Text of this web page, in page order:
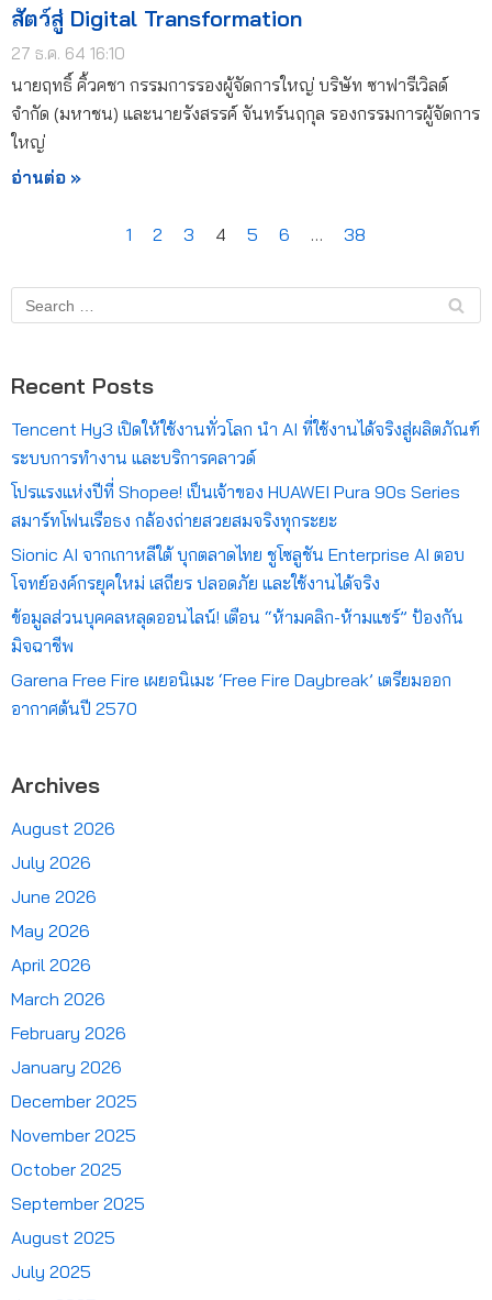
สัตว์สู่ Digital Transformation
27 ธ.ค. 64 16:10
นายฤทธิ์ คิ้วคชา กรรมการรองผู้จัดการใหญ่ บริษัท ซาฟารีเวิลด์
จำกัด (มหาชน) และนายรังสรรค์ จันทร์นฤกุล รองกรรมการผู้จัดการ
ใหญ่
อ่านต่อ »
1 2 3 4 5 6 … 38
Recent Posts
Tencent Hy3 เปิดให้ใช้งานทั่วโลก นำ AI ที่ใช้งานได้จริงสู่ผลิตภัณฑ์
ระบบการทำงาน และบริการคลาวด์
โปรแรงแห่งปีที่ Shopee! เป็นเจ้าของ HUAWEI Pura 90s Series
สมาร์ทโฟนเรือธง กล้องถ่ายสวยสมจริงทุกระยะ
Sionic AI จากเกาหลีใต้ บุกตลาดไทย ชูโซลูชัน Enterprise AI ตอบ
โจทย์องค์กรยุคใหม่ เสถียร ปลอดภัย และใช้งานได้จริง
ข้อมูลส่วนบุคคลหลุดออนไลน์! เตือน “ห้ามคลิก-ห้ามแชร์” ป้องกัน
มิจฉาชีพ
Garena Free Fire เผยอนิเมะ ‘Free Fire Daybreak’ เตรียมออก
อากาศต้นปี 2570
Archives
August 2026
July 2026
June 2026
May 2026
April 2026
March 2026
February 2026
January 2026
December 2025
November 2025
October 2025
September 2025
August 2025
July 2025